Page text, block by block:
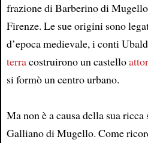
frazione di Barberino di
Firenze. Le sue origini sono
d’epoca medievale, i conti
terracostruirono un castello
si formò un centro urbano.
Ma non è a causa della sua
Galliano di Mugello. Come